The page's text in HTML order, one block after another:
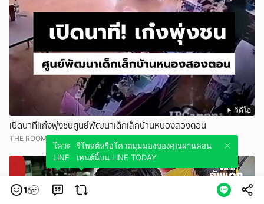
วิดีโอ
เปิดนาที!เก๋งพุ่งชนศูนย์พัฒนาเด็กเล็กบ้านหนองสองตอน
THE ROOM 44 CHANNEL
1
โควตมุมมองของคุณผ่านคอนเทนต์นี้บน
LINE TODAY
รีโพสต์หรือโควตมุมมองของคุณผ่านคอน
เทนต์นี้บน LINE TODAY